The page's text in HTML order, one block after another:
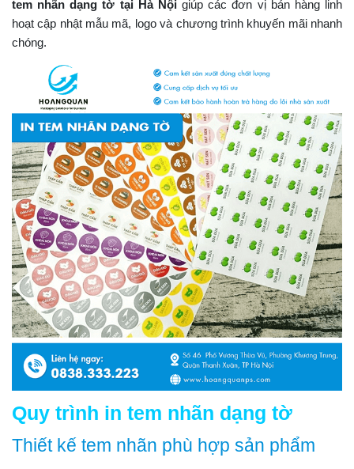
tem nhãn dạng tờ tại Hà Nộigiúp các đơn vị bán hàng linh
hoạt cập nhật mẫu mã, logo và chương trình khuyến mãi nhanh
chóng.
Quy trình in tem nhãn dạng tờ
Thiết kế tem nhãn phù hợp sản phẩm